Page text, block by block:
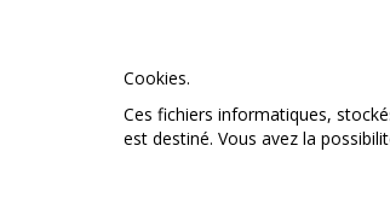
Cookies.
Ces fichiers informatiques,
est destiné. Vous avez la